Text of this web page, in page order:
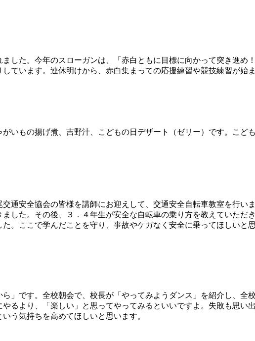
した。今年のスローガンは、「赤白ともに目標に向かって突き進め
ています。連休明けから、赤白集まっての応援練習や競技練習が始
いもの揚げ煮、吉野汁、こどもの日デザート（ゼリー）です。こど
通安全協会の皆様を講師にお迎えして、交通安全自転車教室を行いま
した。その後、３．４年生が安全な自転車の乗り方を教えていただ
。ここで学んだことを守り、事故やケガなく安全に乗ってほしいと思
」です。全校朝会で、校長が「やってみようダンス」を紹介し、全
るより、「楽しい」と思ってやってみるといいですよ。失敗も思い
う気持ちを高めてほしいと思います。